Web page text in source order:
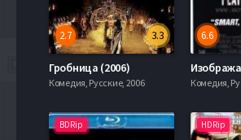
3.3
2.7
Гробница (2006)
Комедия, Русские, 2006
6.6
Комедия,
BDRip HDRip